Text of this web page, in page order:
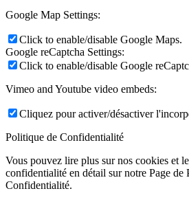
Google Map Settings:
Click to enable/disable Google Maps.
Google reCaptcha Settings:
Click to enable/disable Google
Vimeo and Youtube video embeds:
Cliquez pour activer/désactiver
Politique de Confidentialité
Vous pouvez lire plus sur nos cookies et
confidentialité en détail sur notre Page de
Confidentialité.